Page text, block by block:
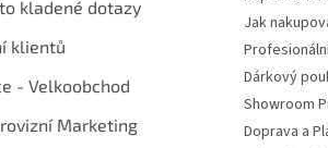
kladené dotazy
klientů
- Velkoobchod
Marketing
Jak
Dárkový
Showroom
Doprava a